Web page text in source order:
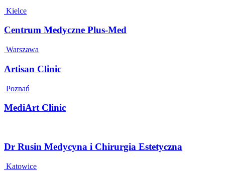
Kielce
Centrum Medyczne Plus-Med
Warszawa
Artisan Clinic
Poznań
MediArt Clinic
Dr Rusin Medycyna i Chirurgia Estetyczna
Katowice